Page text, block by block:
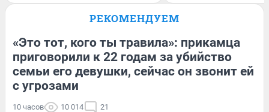
РЕКОМЕНДУЕМ
«Это тот, кого ты травила»: прикамца
приговорили к 22 годам за убийство
семьи его девушки, сейчас он звонит ей
с угрозами
10 часов 10 014 21